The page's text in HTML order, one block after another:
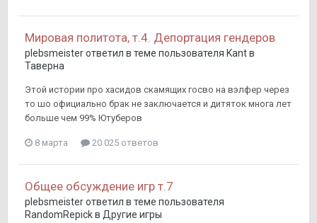
Мировая политота, т.4. Депортация гендеров
plebsmeisterответил в теме пользователя Kantв
Таверна
Этой истории про хасидов скамящих госво на вэлфер через
то шо официально брак не заключается и дитяток многа лет
больше чем 99% Ютуберов
8 марта 20 025 ответов
Общее обсуждение игр т.7
plebsmeisterответил в теме пользователя
RandomRepickв Другие игры